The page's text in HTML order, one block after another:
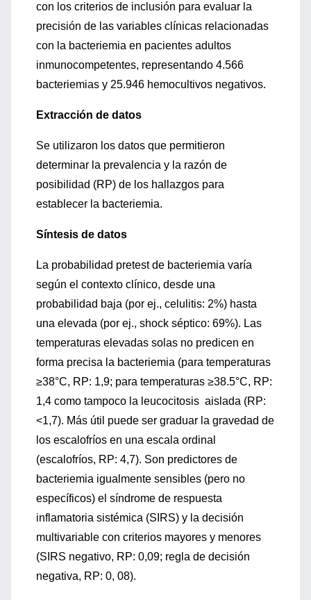
con los criterios de inclusión para evaluar la
precisión de las variables clínicas relacionadas
con la bacteriemia en pacientes adultos
inmunocompetentes, representando 4.566
bacteriemias y 25.946 hemocultivos negativos.
Extracción de datos
Se utilizaron los datos que permitieron
determinar la prevalencia y la razón de
posibilidad (RP) de los hallazgos para
establecer la bacteriemia.
Síntesis de datos
La probabilidad pretest de bacteriemia varía
según el contexto clínico, desde una
probabilidad baja (por ej., celulitis: 2%) hasta
una elevada (por ej., shock séptico: 69%). Las
temperaturas elevadas solas no predicen en
forma precisa la bacteriemia (para temperaturas
≥38°C, RP: 1,9; para temperaturas ≥38.5°C, RP:
1,4 como tampoco la leucocitosis aislada (RP:
<1,7). Más útil puede ser graduar la gravedad de
los escalofríos en una escala ordinal
(escalofríos, RP: 4,7). Son predictores de
bacteriemia igualmente sensibles (pero no
específicos) el síndrome de respuesta
inflamatoria sistémica (SIRS) y la decisión
multivariable con criterios mayores y menores
(SIRS negativo, RP: 0,09; regla de decisión
negativa, RP: 0, 08).